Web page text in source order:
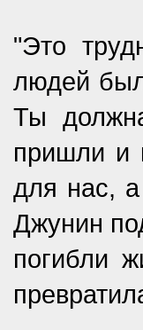
"Это
людей
Ты
пришли и
для нас,
Джунин
погибли